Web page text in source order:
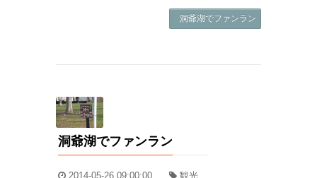
洞爺湖でファンラン ->
洞爺湖でファンラン
2014-05-26 09:00:00 観光